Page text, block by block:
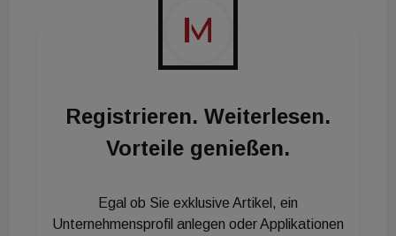
Registrieren. Weiterlesen.
Vorteile genießen.
Egal ob Sie exklusive Artikel, ein
Unternehmensprofil anlegen oder Applikationen